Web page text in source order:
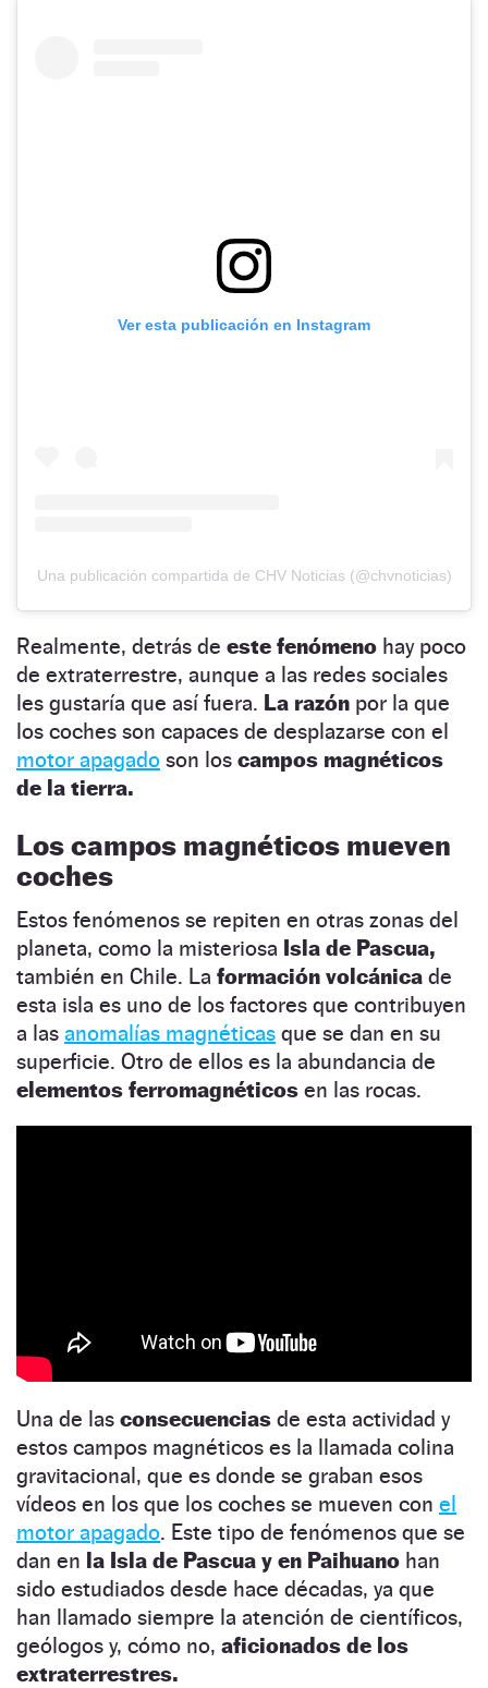
Ver esta publicación en Instagram
Una publicación compartida de CHV Noticias (@chvnoticias)
Realmente, detrás de este fenómeno hay poco
de extraterrestre, aunque a las redes sociales
les gustaría que así fuera. La razón por la que
los coches son capaces de desplazarse con el
motor apagado son los campos magnéticos
de la tierra.
Los campos magnéticos mueven
coches
Estos fenómenos se repiten en otras zonas del
planeta, como la misteriosa Isla de Pascua,
también en Chile. La formación volcánica de
esta isla es uno de los factores que contribuyen
a las anomalías magnéticas que se dan en su
superficie. Otro de ellos es la abundancia de
elementos ferromagnéticos en las rocas.
Una de las consecuencias de esta actividad y
estos campos magnéticos es la llamada colina
gravitacional, que es donde se graban esos
vídeos en los que los coches se mueven con el
motor apagado. Este tipo de fenómenos que se
dan en la Isla de Pascua y en Paihuano han
sido estudiados desde hace décadas, ya que
han llamado siempre la atención de científicos,
geólogos y, cómo no, aficionados de los
extraterrestres.